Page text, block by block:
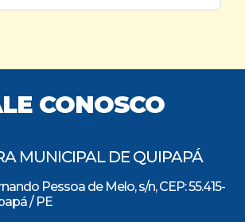
CONOSCO
MUNICIPAL DE QUIPAPÁ
Pessoa de Melo, s/n, CEP: 55.415-
/ PE